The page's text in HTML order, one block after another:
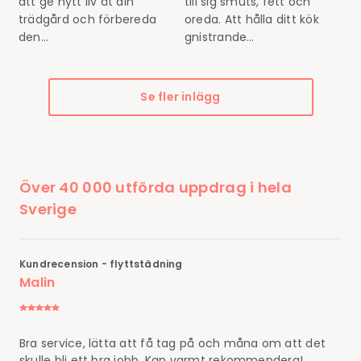
trädgård och förbereda
den…
oreda. Att hålla ditt kök
gnistrande…
Se fler inlägg
Över 40 000 utförda uppdrag i hela
Sverige
Kundrecension - flyttstädning
Malin
Bra service, lätta att få tag på och måna om att det